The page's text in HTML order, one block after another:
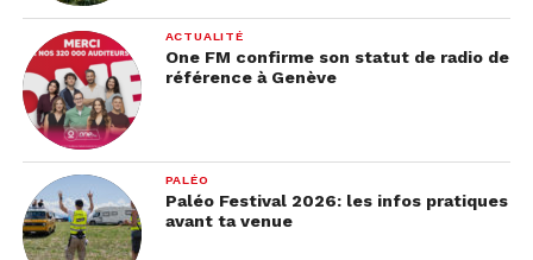
ACTUALITÉ
One FM confirme son statut de radio de
référence à Genève
PALÉO
Paléo Festival 2026: les infos pratiques
avant ta venue